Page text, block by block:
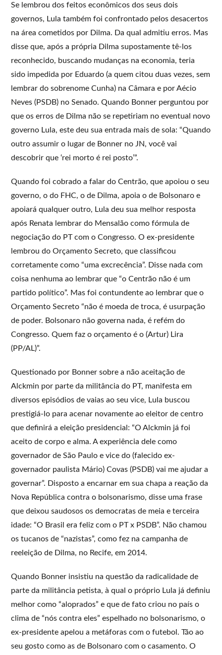
Se lembrou dos feitos econômicos dos seus dois
governos, Lula também foi confrontado pelos desacertos
na área cometidos por Dilma. Da qual admitiu erros. Mas
disse que, após a própria Dilma supostamente tê-los
reconhecido, buscando mudanças na economia, teria
sido impedida por Eduardo (a quem citou duas vezes, sem
lembrar do sobrenome Cunha) na Câmara e por Aécio
Neves (PSDB) no Senado. Quando Bonner perguntou por
que os erros de Dilma não se repetiriam no eventual novo
governo Lula, este deu sua entrada mais de sola: “Quando
outro assumir o lugar de Bonner no JN, você vai
descobrir que ‘rei morto é rei posto’”.
Quando foi cobrado a falar do Centrão, que apoiou o seu
governo, o do FHC, o de Dilma, apoia o de Bolsonaro e
apoiará qualquer outro, Lula deu sua melhor resposta
após Renata lembrar do Mensalão como fórmula de
negociação do PT com o Congresso. O ex-presidente
lembrou do Orçamento Secreto, que classificou
corretamente como “uma excrecência”. Disse nada com
coisa nenhuma ao lembrar que “o Centrão não é um
partido político”. Mas foi contundente ao lembrar que o
Orçamento Secreto “não é moeda de troca, é usurpação
de poder. Bolsonaro não governa nada, é refém do
Congresso. Quem faz o orçamento é o (Artur) Lira
(PP/AL)”.
Questionado por Bonner sobre a não aceitação de
Alckmin por parte da militância do PT, manifesta em
diversos episódios de vaias ao seu vice, Lula buscou
prestigiá-lo para acenar novamente ao eleitor de centro
que definirá a eleição presidencial: “O Alckmin já foi
aceito de corpo e alma. A experiência dele como
governador de São Paulo e vice do (falecido ex-
governador paulista Mário) Covas (PSDB) vai me ajudar a
governar”. Disposto a encarnar em sua chapa a reação da
Nova República contra o bolsonarismo, disse uma frase
que deixou saudosos os democratas de meia e terceira
idade: “O Brasil era feliz com o PT x PSDB”. Não chamou
os tucanos de “nazistas”, como fez na campanha de
reeleição de Dilma, no Recife, em 2014.
Quando Bonner insistiu na questão da radicalidade de
parte da militância petista, à qual o próprio Lula já definiu
melhor como “aloprados” e que de fato criou no país o
clima de “nós contra eles” espelhado no bolsonarismo, o
ex-presidente apelou a metáforas com o futebol. Tão ao
seu gosto como as de Bolsonaro com o casamento. O